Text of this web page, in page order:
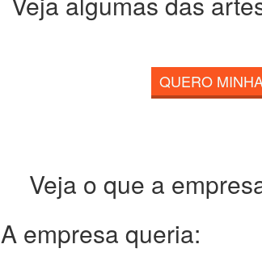
QUERO
Veja o que a
A empresa queria: